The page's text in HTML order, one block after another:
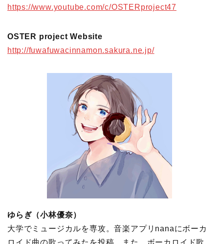
https://www.youtube.com/c/OSTERproject47
OSTER project Website
http://fuwafuwacinnamon.sakura.ne.jp/
ゆらぎ（小林優奈）
大学でミュージカルを専攻。音楽アプリnanaにボーカ